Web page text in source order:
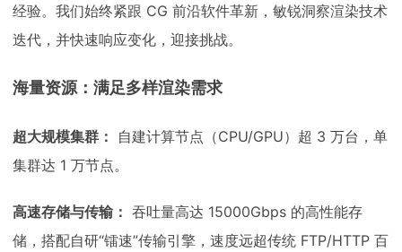
经验。我们始终紧跟 CG 前沿软件革新，敏锐洞察渲染技术
迭代，并快速响应变化，迎接挑战。
海量资源：满足多样渲染需求
超大规模集群：
自建计算节点（CPU/GPU）超 3 万台，单
集群达 1 万节点。
高速存储与传输： 吞吐量高达 15000Gbps 的高性能存
储，搭配自研“镭速”传输引擎，速度远超传统 FTP/HTTP 百